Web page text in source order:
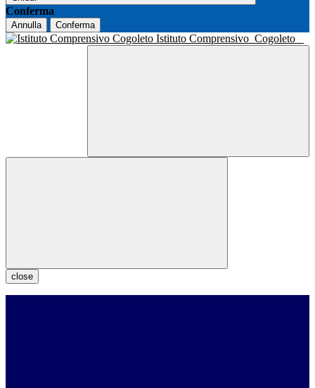
Conferma
Annulla Conferma
Istituto Comprensivo Cogoleto
close